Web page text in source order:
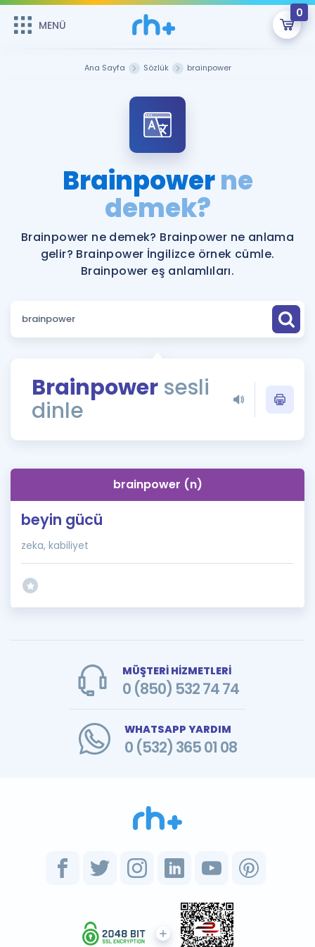
MENÜ
0
Şifremi Hatırlamıyorum
Sepetin Şu An Boş.
Remzi Hoca ile seni sınava hazırlayacak onlarca eğitim seni
bekliyor!
MENÜ
Katılımcı Görüşleri
Faydalı Araçlar
Ücretsiz Kaynaklar
Puan Hesaplama
ÖSYM Sınav Takvimi
Kampanyalar
İngilizce Gramer
İngilizce Gramer
Ana Sayfa Sözlük brainpower
Brainpowerne
demek?
Brainpower ne demek? Brainpower ne anlama
gelir? Brainpower İngilizce örnek cümle.
Brainpower eş anlamlıları.
Brainpower sesli
dinle
brainpower (n)
beyin gücü
zeka, kabiliyet
MÜŞTERİ HİZMETLERİ
0 (850) 532 74 74
WHATSAPP YARDIM
0 (532) 365 01 08